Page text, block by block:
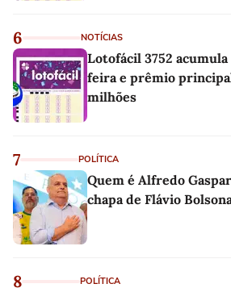
6 NOTÍCIAS
Lotofácil 3752
feira e prêmio
milhões
7 POLÍTICA
Quem é Alfredo
chapa de Flávio
8 POLÍTICA